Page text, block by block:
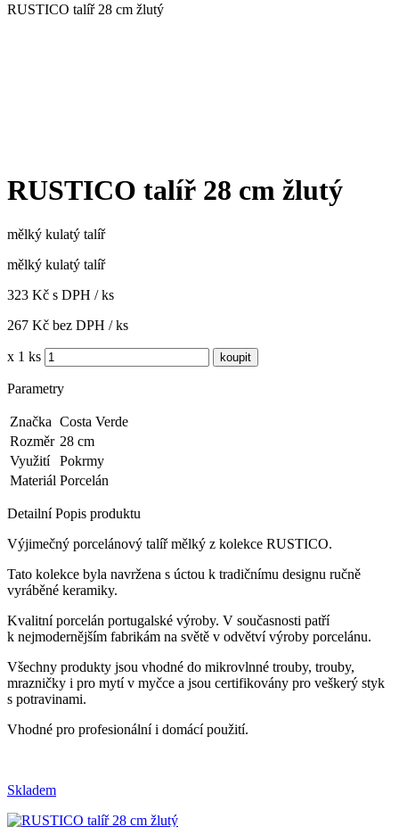
RUSTICO talíř 28 cm žlutý
RUSTICO talíř 28 cm žlutý
mělký kulatý talíř
mělký kulatý talíř
323 Kč s DPH / ks
267 Kč bez DPH / ks
x 1 ks
Parametry
Značka Costa Verde
Rozměr 28 cm
Využití
Pokrmy
Materiál Porcelán
Detailní Popis produktu
Výjimečný porcelánový talíř mělký z kolekce RUSTICO.
Tato kolekce byla navržena s úctou k tradičnímu designu ručně
vyráběné keramiky.
Kvalitní porcelán portugalské výroby. V současnosti patří
k nejmodernějším fabrikám na světě v odvětví výroby porcelánu.
Všechny produkty jsou vhodné do mikrovlnné trouby, trouby,
mrazničky i pro mytí v myčce a jsou certifikovány pro veškerý styk
s potravinami.
Vhodné pro profesionální i domácí použití.
Skladem